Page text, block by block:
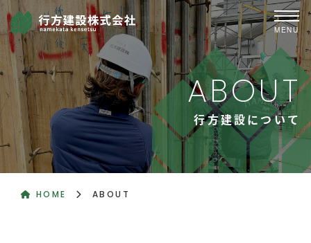
MENU
ABOUT
行方建設について
HOME ABOUT